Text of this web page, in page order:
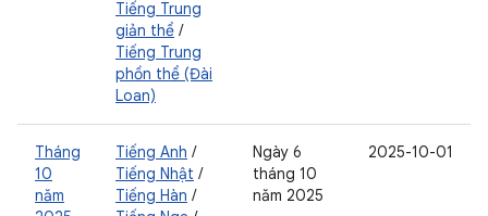
Tiếng Trung
giản thể /
Tiếng Trung
phồn thể (Đài
Loan)
Tháng
10
năm
Tiếng Anh /
Tiếng Nhật /
Tiếng Hàn /
Ngày 6
tháng 10
năm 2025
2025-10-01